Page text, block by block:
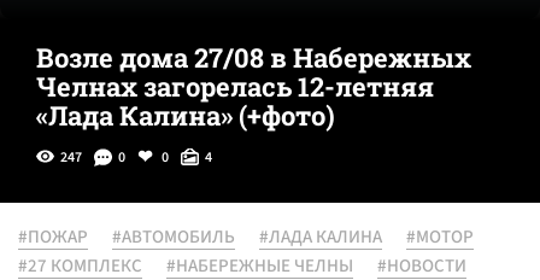
Возле дома 27/08 в Набережных
Челнах загорелась 12-летняя
«Лада Калина» (+фото)
247 0 0 4
#ПОЖАР #АВТОМОБИЛЬ #ЛАДА КАЛИНА
#МОТОР
#27 КОМПЛЕКС
#НАБЕРЕЖНЫЕ ЧЕЛНЫ #НОВОСТИ